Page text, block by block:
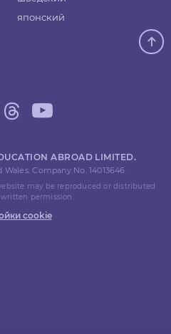
японский
ABROAD LIMITED.
Company No. 14013646.
may be reproduced or distributed
permission.
cookie